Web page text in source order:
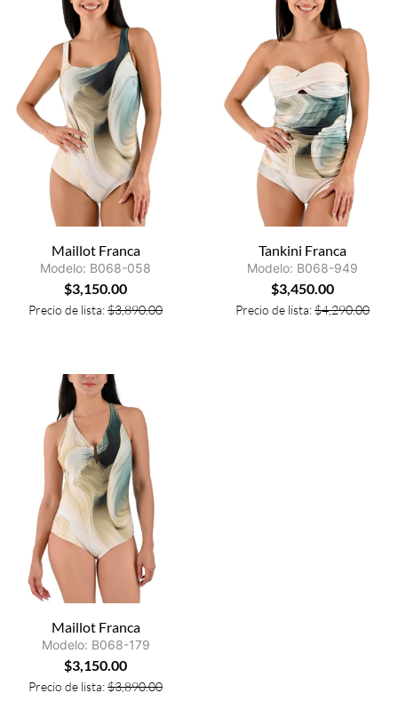
Maillot Franca
Modelo: B068-058
$3,150.00
Precio de lista:$3,890.00
Tankini Franca
Modelo: B068-949
$3,450.00
Precio de lista:$4,290.00
Maillot Franca
Modelo: B068-179
$3,150.00
Precio de lista:$3,890.00